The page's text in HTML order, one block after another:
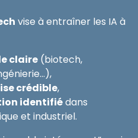
vise à entraîner les IA à
claire (biotech,
crédible,
identifiédans
et industriel.